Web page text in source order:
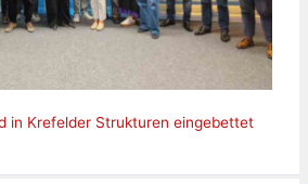
in Krefelder Strukturen eingebettet